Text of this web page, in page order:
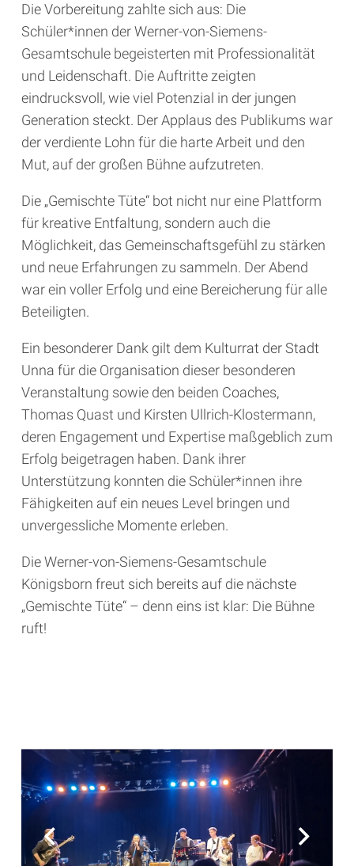
Die Vorbereitung zahlte sich aus: Die
Schüler*innen der Werner-von-Siemens-
Gesamtschule begeisterten mit Professionalität
und Leidenschaft. Die Auftritte zeigten
eindrucksvoll, wie viel Potenzial in der jungen
Generation steckt. Der Applaus des Publikums war
der verdiente Lohn für die harte Arbeit und den
Mut, auf der großen Bühne aufzutreten.
Die „Gemischte Tüte“ bot nicht nur eine Plattform
für kreative Entfaltung, sondern auch die
Möglichkeit, das Gemeinschaftsgefühl zu stärken
und neue Erfahrungen zu sammeln. Der Abend
war ein voller Erfolg und eine Bereicherung für alle
Beteiligten.
Ein besonderer Dank gilt dem Kulturrat der Stadt
Unna für die Organisation dieser besonderen
Veranstaltung sowie den beiden Coaches,
Thomas Quast und Kirsten Ullrich-Klostermann,
deren Engagement und Expertise maßgeblich zum
Erfolg beigetragen haben. Dank ihrer
Unterstützung konnten die Schüler*innen ihre
Fähigkeiten auf ein neues Level bringen und
unvergessliche Momente erleben.
Die Werner-von-Siemens-Gesamtschule
Königsborn freut sich bereits auf die nächste
„Gemischte Tüte“ – denn eins ist klar: Die Bühne
ruft!